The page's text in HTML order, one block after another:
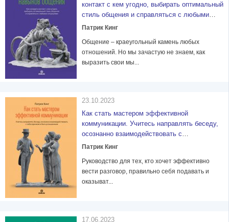
контакт с кем угодно, выбирать оптимальный
стиль общения и справляться с любыми
ситуациями
Патрик Кинг
Общение – краеугольный камень любых
отношений. Но мы зачастую не знаем, как
выразить свои мы...
23.10.2023
Как стать мастером эффективной
коммуникации. Учитесь направлять беседу,
осознанно взаимодействовать с
собеседником и быть услышанным
Патрик Кинг
Руководство для тех, кто хочет эффективно
вести разговор, правильно себя подавать и
оказыват...
17.06.2023